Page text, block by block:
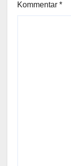
Kommentar *